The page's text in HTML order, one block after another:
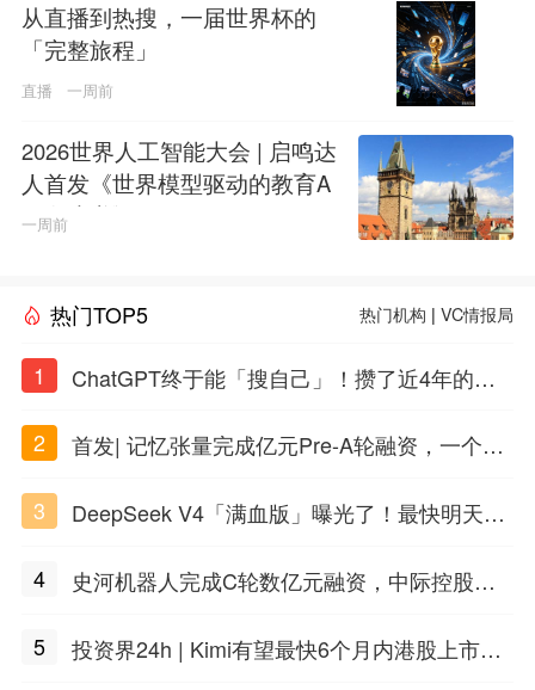
从直播到热搜，一届世界杯的
「完整旅程」
直播 一周前
2026世界人工智能大会 | 启鸣达
人首发《世界模型驱动的教育A
GI白皮书》
一周前
热门TOP5 热门机构 |VC情报局
1
ChatGPT终于能「搜自己」！攒了近4年的对
2
首发| 记忆张量完成亿元Pre-A轮融资，一个上
3
DeepSeek V4「满血版」曝光了！最快明天发
4
史河机器人完成C轮数亿元融资，中际控股领
5
投资界24h | Kimi有望最快6个月内港股上市；